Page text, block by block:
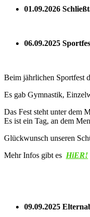
01.09.2026
06.09.2025
Beim jährlichen Sportfest
Es gab Gymnastik,
Das Fest steht unter dem
Es ist ein Tag, an dem
Glückwunsch unseren
Mehr Infos gibt es HiER!
09.09.2025